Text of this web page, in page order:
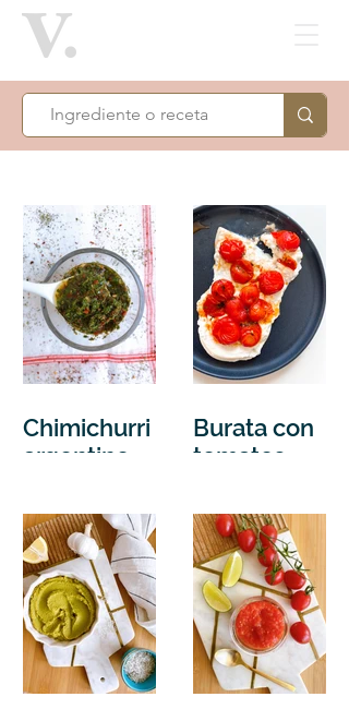
Chimichurri
argentino
Burata con
tomates
confitados
al tomillo